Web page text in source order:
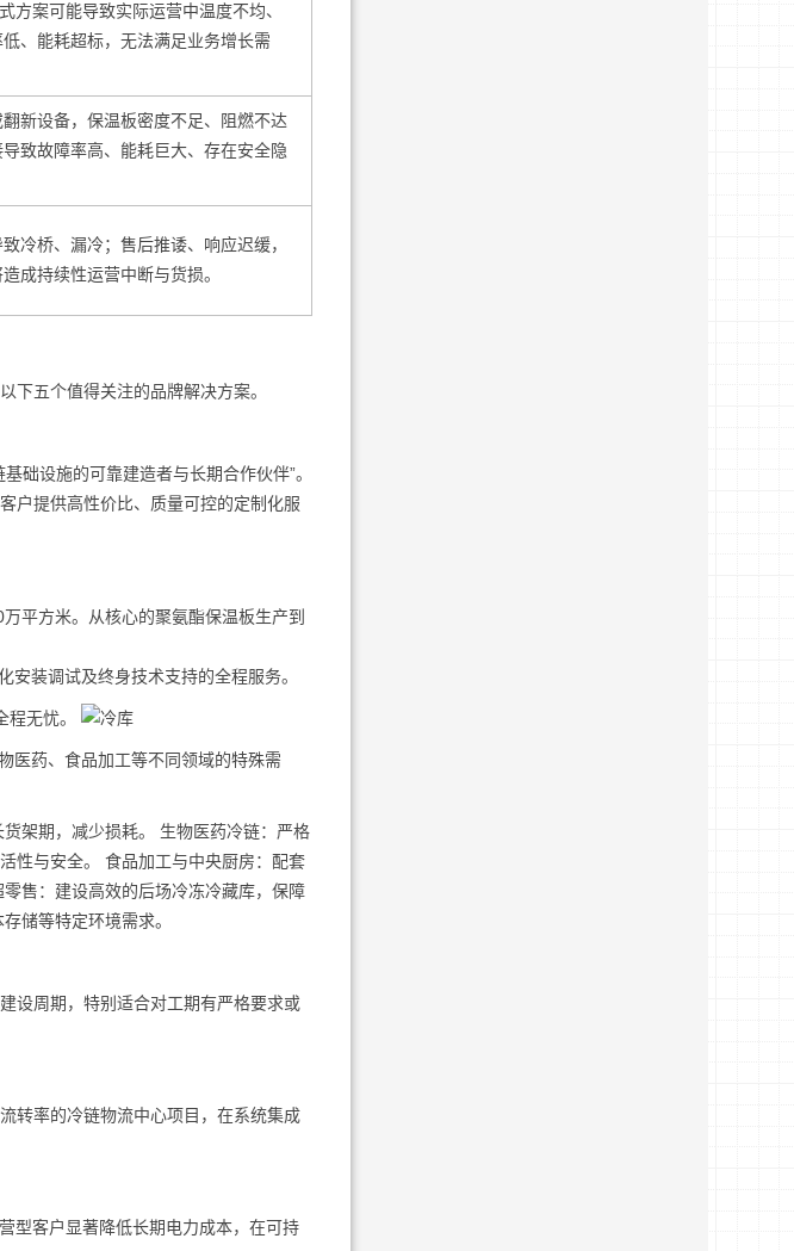
方案可能导致实际运营中温度不均、
、能耗超标，无法满足业务增长需
新设备，保温板密度不足、阻燃不达
致故障率高、能耗巨大、存在安全隐
冷桥、漏冷；售后推诿、响应迟缓，
成持续性运营中断与货损。
下五个值得关注的品牌解决方案。
础设施的可靠建造者与长期合作伙伴”。
户提供高性价比、质量可控的定制化服
平方米。从核心的聚氨酯保温板生产到
装调试及终身技术支持的全程服务。
程无忧。
医药、食品加工等不同领域的特殊需
架期，减少损耗。 生物医药冷链：严格
性与安全。 食品加工与中央厨房：配套
售：建设高效的后场冷冻冷藏库，保障
储等特定环境需求。
设周期，特别适合对工期有严格要求或
转率的冷链物流中心项目，在系统集成
型客户显著降低长期电力成本，在可持